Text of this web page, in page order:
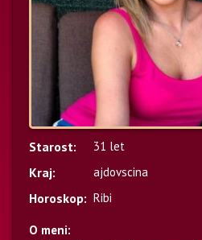
Starost: 31 let
Kraj: ajdovscina
Horoskop: Ribi
O meni: